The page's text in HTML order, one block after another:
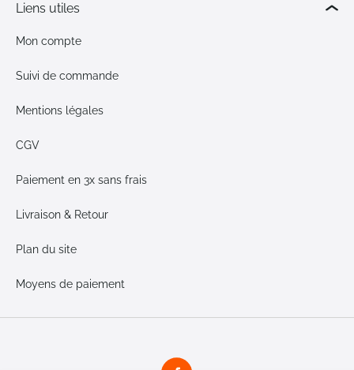
Liens utiles
Mon compte
Suivi de commande
Mentions légales
CGV
Paiement en 3x sans frais
Livraison & Retour
Plan du site
Moyens de paiement